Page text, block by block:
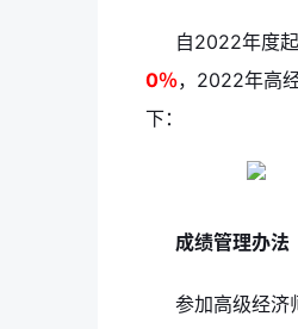
自2022年度
0％，2022年高
下：
成绩管理办法
参加高级经济